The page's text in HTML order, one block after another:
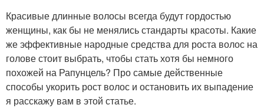
Красивые длинные волосы всегда будут гордостью
женщины, как бы не менялись стандарты красоты. Какие
же эффективные народные средства для роста волос на
голове стоит выбрать, чтобы стать хотя бы немного
похожей на Рапунцель? Про самые действенные
способы укорить рост волос и остановить их выпадение
я расскажу вам в этой статье.